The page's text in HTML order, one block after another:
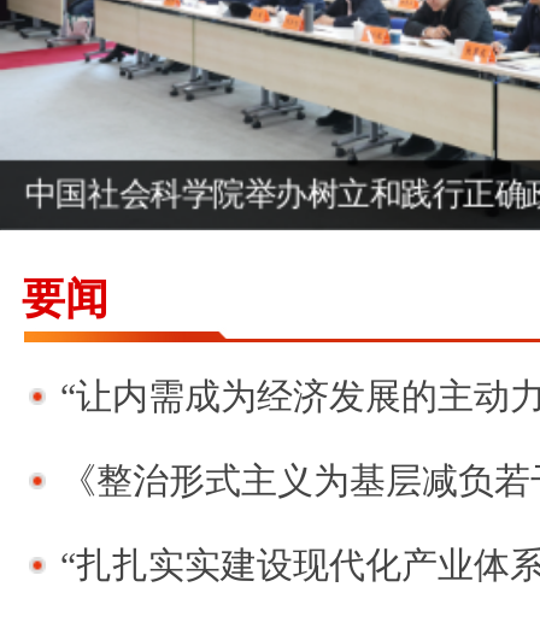
中国社会科学院举办树立和践行正确
要闻
“让内需成为经济发展的主动力”（总
《整治形式主义为基层减负若干规定》实施以
“扎扎实实建设现代化产业体系”（总